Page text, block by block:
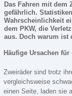
Das Fahren mit dem
gefährlich.
Wahrscheinlichkeit
dem PKW, die
aus. Doch warum ist
Häufige Ursachen für
Zweiräder sind trotz
vergleichsweise
einen Seite, laden sie